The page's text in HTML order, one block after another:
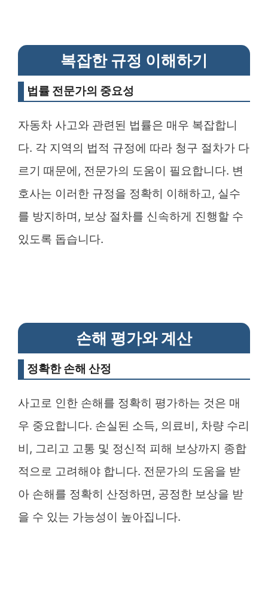
복잡한 규정 이해하기
법률 전문가의 중요성
자동차 사고와 관련된 법률은 매우 복잡합니
다. 각 지역의 법적 규정에 따라 청구 절차가 다
르기 때문에, 전문가의 도움이 필요합니다. 변
호사는 이러한 규정을 정확히 이해하고, 실수
를 방지하며, 보상 절차를 신속하게 진행할 수
있도록 돕습니다.
손해 평가와 계산
정확한 손해 산정
사고로 인한 손해를 정확히 평가하는 것은 매
우 중요합니다. 손실된 소득, 의료비, 차량 수리
비, 그리고 고통 및 정신적 피해 보상까지 종합
적으로 고려해야 합니다. 전문가의 도움을 받
아 손해를 정확히 산정하면, 공정한 보상을 받
을 수 있는 가능성이 높아집니다.